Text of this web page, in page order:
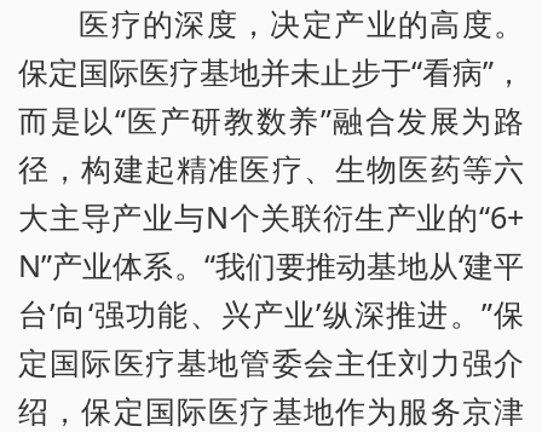
医疗的深度，决定产业的高度。
保定国际医疗基地并未止步于“看病”，
而是以“医产研教数养”融合发展为路
径，构建起精准医疗、生物医药等六
大主导产业与N个关联衍生产业的“6+
N”产业体系。“我们要推动基地从‘建平
台’向‘强功能、兴产业’纵深推进。”保
定国际医疗基地管委会主任刘力强介
绍，保定国际医疗基地作为服务京津